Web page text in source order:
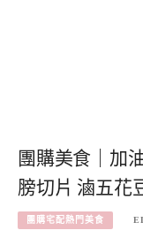
團購美食｜加
膀切片 滷五花
團購宅配熱門美食